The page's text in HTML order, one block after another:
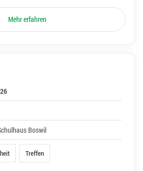
Mehr erfahren
Boswil
Treffen